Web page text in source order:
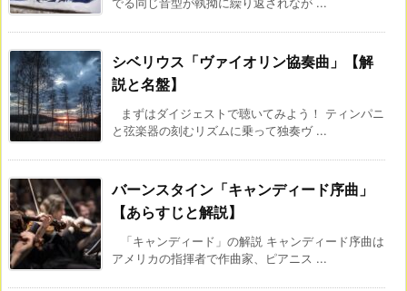
シベリウス「ヴァイオリン協奏曲」【解
説と名盤】
まずはダイジェストで聴いてみよう！ ティンパニ
と弦楽器の刻むリズムに乗って独奏ヴ ...
バーンスタイン「キャンディード序曲」
【あらすじと解説】
「キャンディード」の解説 キャンディード序曲は
アメリカの指揮者で作曲家、ピアニス ...